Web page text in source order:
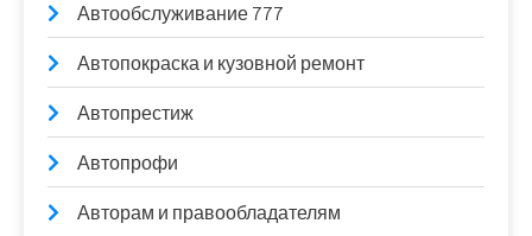
Автообслуживание 777
Автопокраска и кузовной ремонт
Автопрестиж
Автопрофи
Авторам и правообладателям